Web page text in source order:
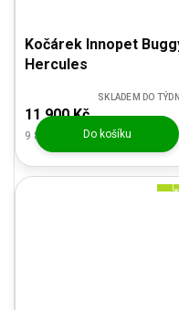
Kočárek Innopet
Hercules
9 834,71 Kč bez DPH
11 900 Kč
SKLADEM DO
Do košíku